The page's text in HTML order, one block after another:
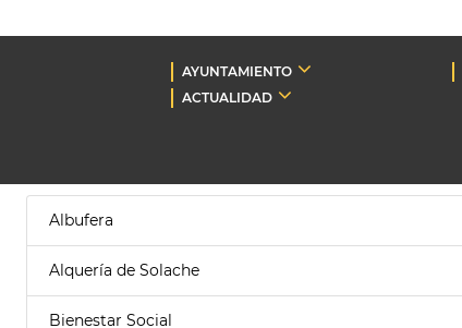
AYUNTAMIENTO
ACTUALIDAD
Albufera
Alquería de Solache
Bienestar Social